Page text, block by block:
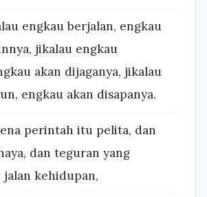
engkau berjalan, engkau
jikalau engkau
akan dijaganya, jikalau
engkau akan disapanya.
perintah itu pelita, dan
dan teguran yang
kehidupan,